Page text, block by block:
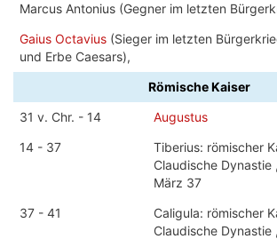
Marcus Antonius (Gegner im letzten
Gaius Octavius (Sieger im letzten
und Erbe Caesars),
Römische Kaiser
31 v. Chr. - 14
Augustus
14 - 37
Tiberius: römischer
Claudische Dynastie
März 37
37 - 41
Caligula: römischer
Claudische